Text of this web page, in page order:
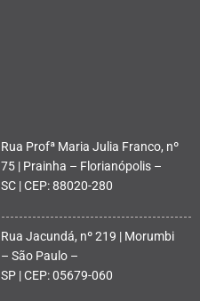
Rua Profª Maria Julia Franco, nº
75 | Prainha – Florianópolis –
SC | CEP: 88020-280
Rua Jacundá, nº 219 | Morumbi
– São Paulo –
SP | CEP: 05679-060